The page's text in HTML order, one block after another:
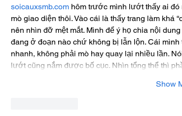
soicauxsmb.com hôm trước mình lướt thấy ai đó
mò giao diện thôi. Vào cái là thấy trang làm khá
nên nhìn đỡ mệt mắt. Mình để ý họ chia nội
đang ở đoạn nào chứ không bị lẫn lộn. Cái
nhanh, không phải mò hay quay lại nhiều lần.
lướt cũng nắm được bố cục. Nhìn tổng thể thì
Show